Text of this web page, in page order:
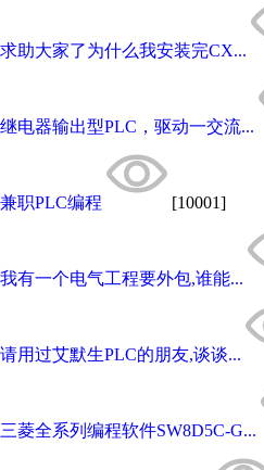
求助大家了为什么我安装完CX...
继电器输出型PLC，驱动一交流...
兼职PLC编程 [10001]
我有一个电气工程要外包,谁能...
请用过艾默生PLC的朋友,谈谈...
三菱全系列编程软件SW8D5C-G...